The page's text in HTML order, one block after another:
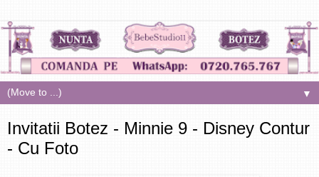
▼
Invitatii Botez - Minnie 9 - Disney Contur
- Cu Foto